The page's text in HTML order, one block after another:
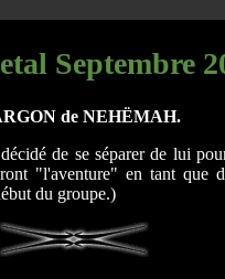
Septembre
de NEHËMAH.
de se séparer de lui
"l'aventure" en tant que
du groupe.)